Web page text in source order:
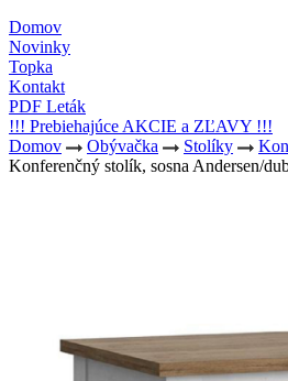
Domov
Novinky
Topka
Kontakt
PDF Leták
!!! Prebiehajúce AKCIE a ZĽAVY !!!
Domov
Obývačka Stolíky
Konferenčný stolík, sosna Andersen/